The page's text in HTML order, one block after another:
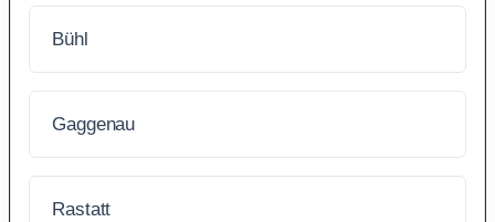
Bühl
Gaggenau
Rastatt